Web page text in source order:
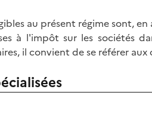
au présent régime sont,
à l'impôt sur les sociétés
il convient de se référer